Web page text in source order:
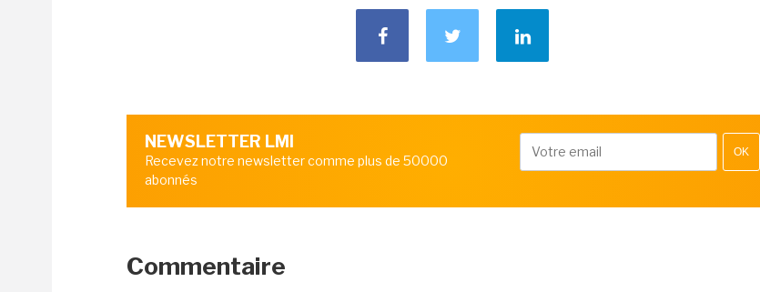
NEWSLETTER LMI
Recevez notre newsletter comme plus de 50000
abonnés
OK
Commentaire